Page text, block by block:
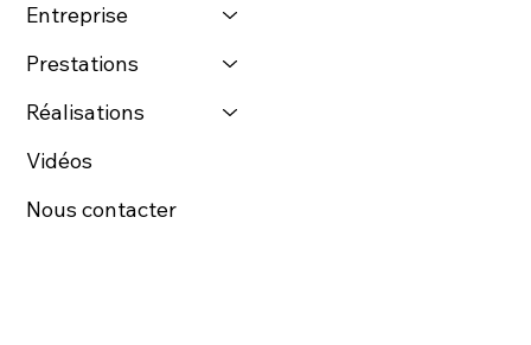
Entreprise
Prestations
Réalisations
Vidéos
Nous contacter